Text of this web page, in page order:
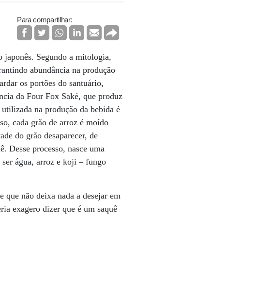
Para compartilhar:
Segundo a mitologia,
abundância na produção
os portões do santuário,
da Four Fox Saké, que produz
na produção da bebida é
cada grão de arroz é moído
do grão desaparecer, de
Desse processo, nasce uma
ser água, arroz e koji – fungo
que não deixa nada a desejar em
exagero dizer que é um saquê